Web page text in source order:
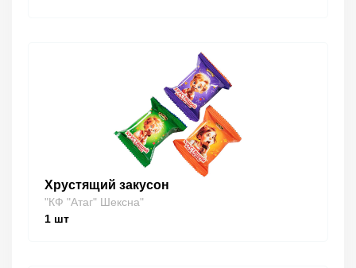
Хрустящий закусон
"КФ "Атаг" Шексна"
1 шт